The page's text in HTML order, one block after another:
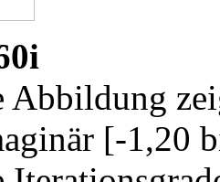
Abbildung
[-1,20